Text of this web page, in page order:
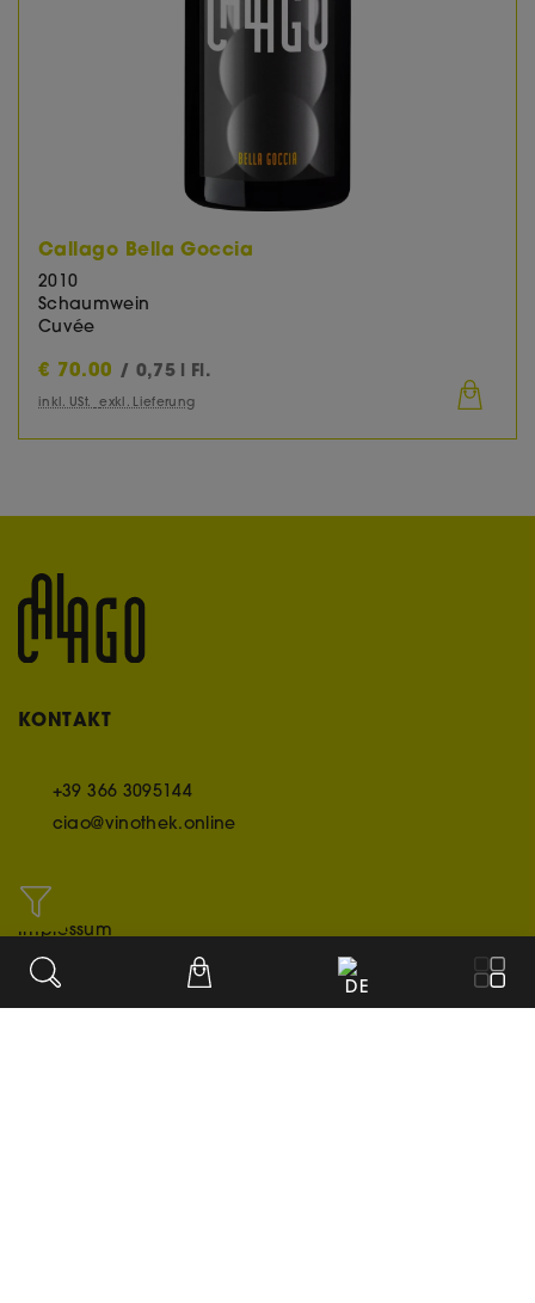
DE
Callago Bella Goccia
2010
Schaumwein
Cuvée
€ 70.00 / 0,75 l Fl.
inkl. USt. exkl. Lieferung
KONTAKT
+39 366 3095144
ciao@vinothek.online
INFO
Impressum
Credit/Acknowledgment